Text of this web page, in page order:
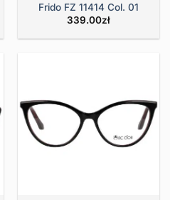
Frido FZ 11414 Col. 01
339.00zł